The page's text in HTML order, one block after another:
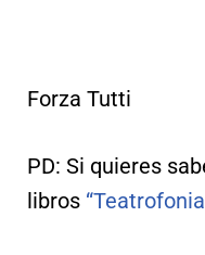
Forza Tutti
PD: Si quieres
libros